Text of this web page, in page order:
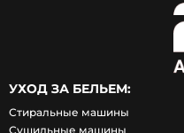
УХОД ЗА БЕЛЬЕМ:
Стиральные машины
Сушильные машины